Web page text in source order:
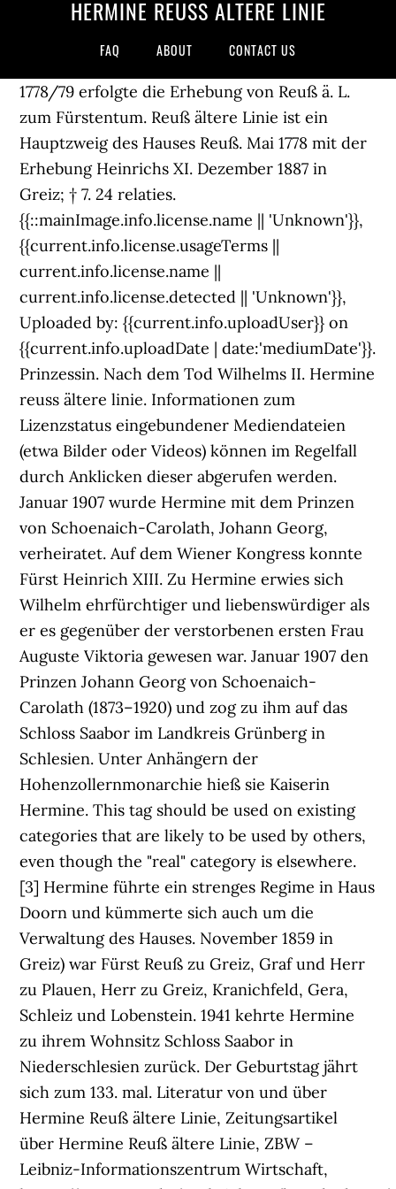
HERMINE REUSS ÄLTERE LINIE
FAQ ABOUT CONTACT US
1778/79 erfolgte die Erhebung von Reuß ä. L.
zum Fürstentum. Reuß ältere Linie ist ein
Hauptzweig des Hauses Reuß. Mai 1778 mit der
Erhebung Heinrichs XI. Dezember 1887 in
Greiz; † 7. 24 relaties.
{{::mainImage.info.license.name || 'Unknown'}},
{{current.info.license.usageTerms ||
current.info.license.name ||
current.info.license.detected || 'Unknown'}},
Uploaded by: {{current.info.uploadUser}} on
{{current.info.uploadDate | date:'mediumDate'}}.
Prinzessin. Nach dem Tod Wilhelms II. Hermine
reuss ältere linie. Informationen zum
Lizenzstatus eingebundener Mediendateien
(etwa Bilder oder Videos) können im Regelfall
durch Anklicken dieser abgerufen werden.
Januar 1907 wurde Hermine mit dem Prinzen
von Schoenaich-Carolath, Johann Georg,
verheiratet. Auf dem Wiener Kongress konnte
Fürst Heinrich XIII. Zu Hermine erwies sich
Wilhelm ehrfürchtiger und liebenswürdiger als
er es gegenüber der verstorbenen ersten Frau
Auguste Viktoria gewesen war. Januar 1907 den
Prinzen Johann Georg von Schoenaich-
Carolath (1873–1920) und zog zu ihm auf das
Schloss Saabor im Landkreis Grünberg in
Schlesien. Unter Anhängern der
Hohenzollernmonarchie hieß sie Kaiserin
Hermine. This tag should be used on existing
categories that are likely to be used by others,
even though the "real" category is elsewhere.
[3] Hermine führte ein strenges Regime in Haus
Doorn und kümmerte sich auch um die
Verwaltung des Hauses. November 1859 in
Greiz) war Fürst Reuß zu Greiz, Graf und Herr
zu Plauen, Herr zu Greiz, Kranichfeld, Gera,
Schleiz und Lobenstein. 1941 kehrte Hermine
zu ihrem Wohnsitz Schloss Saabor in
Niederschlesien zurück. Der Geburtstag jährt
sich zum 133. mal. Literatur von und über
Hermine Reuß ältere Linie, Zeitungsartikel
über Hermine Reuß ältere Linie, ZBW –
Leibniz-Informationszentrum Wirtschaft,